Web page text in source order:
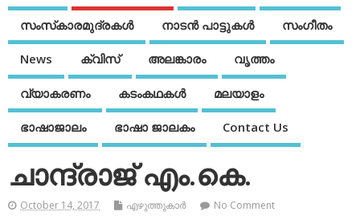
സംസ്‌കാരമുദ്രകള്‍ നാടന്‍ പാട്ടുകള്‍ സംഗീതം
News ക്വിസ് അലങ്കാരം വൃത്തം
വ്യാകരണം കടംകഥകള്‍ മലയാളം
ഭാഷാജാലം ഭാഷാ ജാലകം Contact Us
ചാന്ദ്‌രാജ് എം.കെ.
October 14, 2017 എഴുത്തുകാര്‍ No Comment